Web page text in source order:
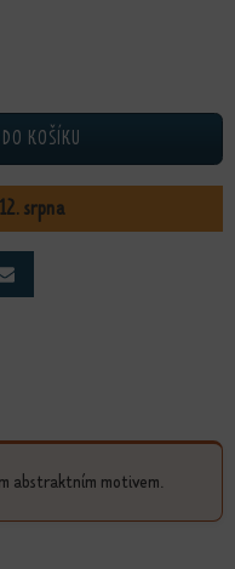
KOŠÍKU
srpna
abstraktním motivem.